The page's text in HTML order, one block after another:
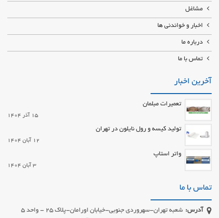
مشاغل
اخبار و خواندنی ها
درباره ما
تماس با ما
آخرین اخبار
تعمیرات مبلمان
15 آذر 1404
تولید کیسه و رول نایلون در تهران
12 آبان 1404
واتر استاپ
3 آبان 1404
تماس با ما
آدرس:
شعبه تهران-سهروردی جنوبی-خیابان اورامان-پلاک 25 - واحد 5